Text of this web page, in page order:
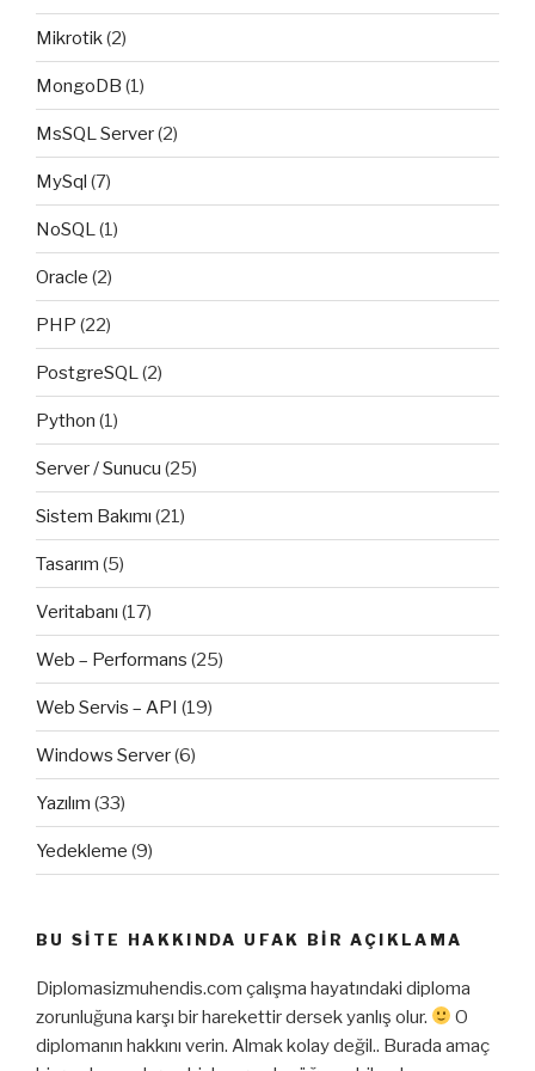
Mikrotik(2)
MongoDB (1)
MsSQL Server(2)
MySql (7)
NoSQL(1)
Oracle (2)
PHP (22)
PostgreSQL(2)
Python (1)
Server / Sunucu (25)
Sistem Bakımı (21)
Tasarım (5)
Veritabanı (17)
Web – Performans (25)
Web Servis – API (19)
Windows Server(6)
Yazılım (33)
Yedekleme (9)
BU SITE HAKKINDA UFAK BIR AÇIKLAMA
Diplomasizmuhendis.com çalışma hayatındaki diploma
zorunluğuna karşı bir harekettir dersek yanlış olur.
O
diplomanın hakkını verin. Almak kolay değil.. Burada amaç